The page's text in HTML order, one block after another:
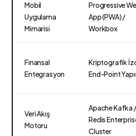
Mobil
Uygulama
Mimarisi
Progressive
App (PWA) /
Workbox
Finansal
Entegrasyon
Kriptografik
End-Point
Veri Akış
Motoru
Apache Kafka /
Redis
Cluster